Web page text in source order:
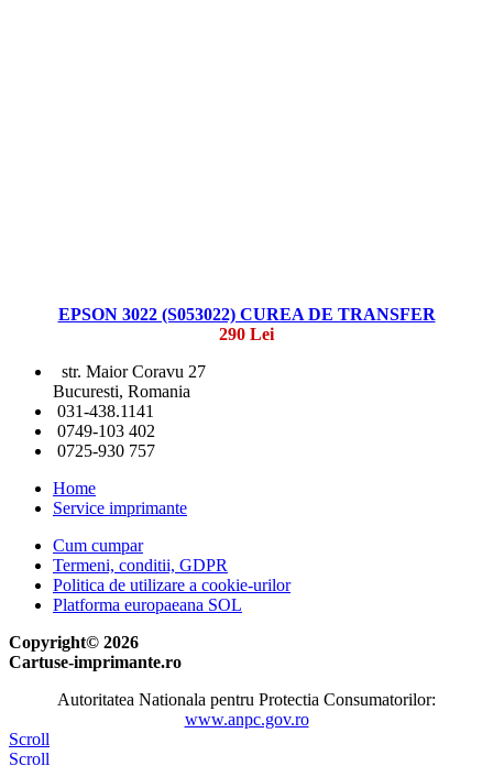
EPSON 3022 (S053022) CUREA DE TRANSFER
290 Lei
str. Maior Coravu 27
Bucuresti, Romania
031-438.1141
0749-103 402
0725-930 757
Home
Service imprimante
Cum cumpar
Termeni, conditii, GDPR
Politica de utilizare a cookie-urilor
Platforma europaeana SOL
Copyright© 2026
Cartuse-imprimante.ro
Autoritatea Nationala pentru Protectia Consumatorilor:
www.anpc.gov.ro
Scroll
Scroll